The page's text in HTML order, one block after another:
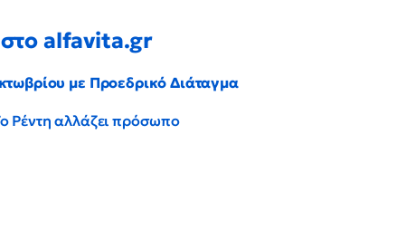
στο alfavita.gr
με Προεδρικό Διάταγμα
Ρέντη αλλάζει πρόσωπο